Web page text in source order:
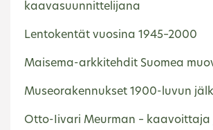
kaavasuunnittelijana
Lentokentät vuosina 1945–2000
Maisema-arkkitehdit Suomea
Museorakennukset 1900-luvun
Otto-Iivari Meurman – kaavoittaja